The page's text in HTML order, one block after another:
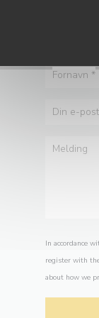
In accordance
register with
about how we